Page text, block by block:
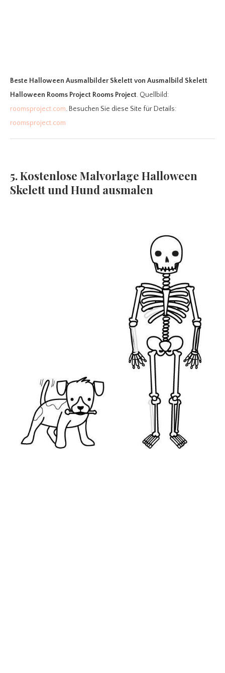
Beste Halloween Ausmalbilder Skelett von Ausmalbild Skelett
Halloween Rooms Project Rooms Project. Quellbild:
roomsproject.com. Besuchen Sie diese Site für Details:
roomsproject.com
5. Kostenlose Malvorlage Halloween
Skelett und Hund ausmalen